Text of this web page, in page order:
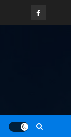
Facebook